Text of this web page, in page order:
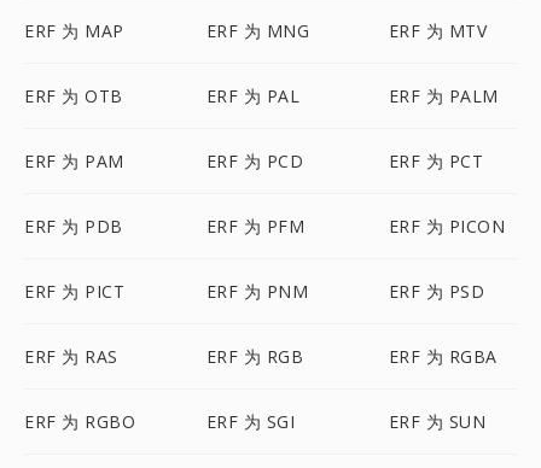
ERF 为 MAP ERF 为 MNG ERF 为 MTV
ERF 为 OTB ERF 为 PAL ERF 为 PALM
ERF 为 PAM ERF 为 PCD ERF 为 PCT
ERF 为 PDB ERF 为 PFM ERF 为 PICON
ERF 为 PICT ERF 为 PNM ERF 为 PSD
ERF 为 RAS ERF 为 RGB ERF 为 RGBA
ERF 为 RGBO ERF 为 SGI ERF 为 SUN